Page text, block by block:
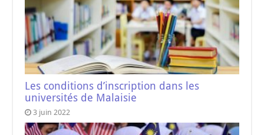
Les conditions d’inscription dans les
universités de Malaisie
3 juin 2022